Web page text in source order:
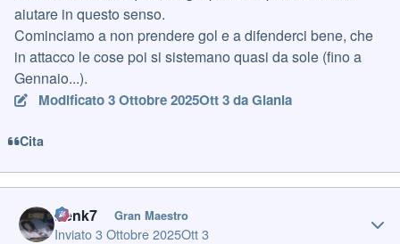
aiutare in questo senso.
Cominciamo a non prendere gol e a difenderci bene, che
in attacco le cose poi si sistemano quasi da sole (fino a
Gennaio...).
Modificato3 Ottobre 2025Ott 3da Gianla
Cita
frenk7 Gran Maestro
Inviato3 Ottobre 2025Ott 3